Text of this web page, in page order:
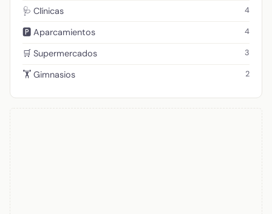
🩺 Clínicas 4
🅿️ Aparcamientos 4
🛒 Supermercados 3
🏋️ Gimnasios 2